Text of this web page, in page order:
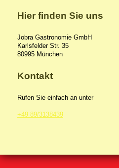
Hier finden Sie uns
Jobra Gastronomie GmbH
Karlsfelder Str. 35
80995 München
Kontakt
Rufen Sie einfach an unter
+49 89/3138439